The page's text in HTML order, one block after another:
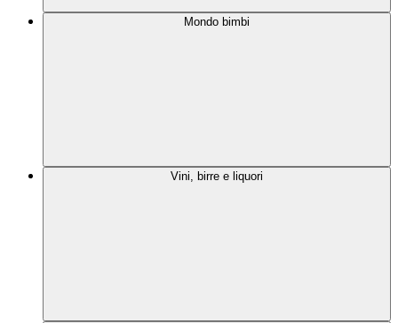
Mondo bimbi
Vini, birre e liquori